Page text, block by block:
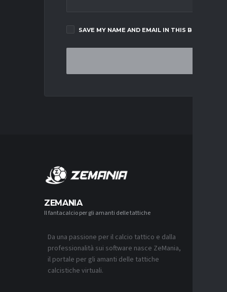
SAVE MY NAME AND EMAIL IN THIS BROWSER
ZEMANIA
Il fantacalcio per gli amanti delle tattiche
Da una passione per il calcio tattico e dalla
professionalità sui software nasce ZeMania,
il portale per gli amanti delle tattiche
calcistiche virtuali.